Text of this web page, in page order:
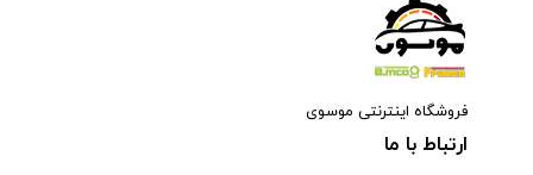
فروشگاه اینترنتی موسوی
ارتباط با ما